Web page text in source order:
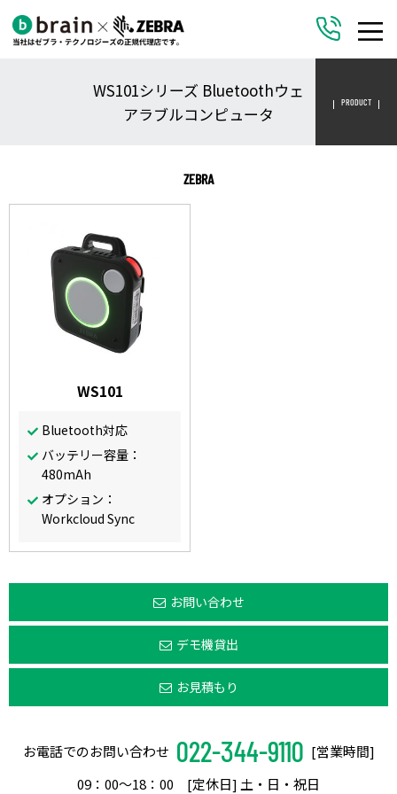
WS101シリーズ Bluetoothウェ
アラブルコンピュータ
PRODUCT
ZEBRA
WS101
Bluetooth対応
バッテリー容量：
480mAh
オプション：
Workcloud Sync
お問い合わせ
デモ機貸出
お見積もり
お電話でのお問い合わせ 022-344-9110 [営業時間]
09：00〜18：00 [定休日] 土・日・祝日